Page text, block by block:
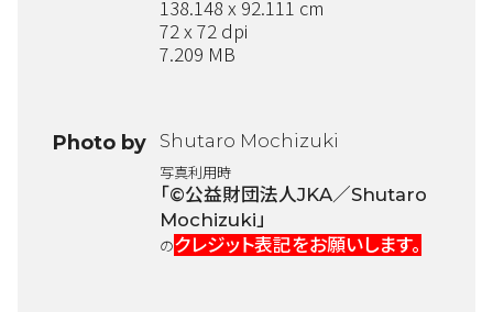
138.148 x 92.111 cm
72 x 72 dpi
7.209 MB
Photo by Shutaro Mochizuki
写真利用時
「©公益財団法人JKA／Shutaro
Mochizuki」
のクレジット表記をお願いします。